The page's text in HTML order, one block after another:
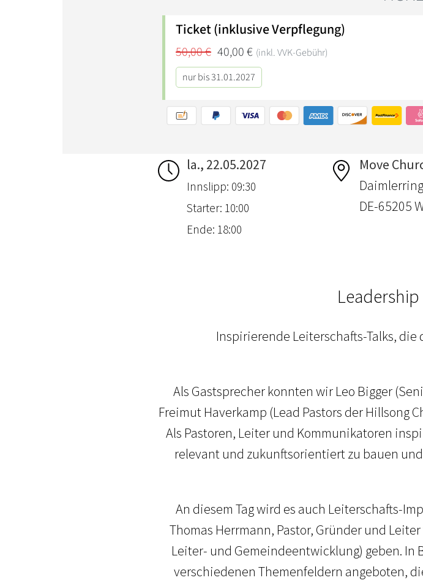
la., 22.05.2027
Innslipp: 09:30
Starter: 10:00
Ende: 18:00
Move
DE-65205
Inspirierende Leiterschafts-Talks,
Als Gastsprecher konnten wir Leo Bigger
Freimut Haverkamp (Lead Pastors der Hillsong
Als Pastoren, Leiter und Kommunikatoren
relevant und zukunftsorientiert zu bauen
An diesem Tag wird es auch Leiterschafts-
Thomas Herrmann, Pastor, Gründer und
Leiter- und Gemeindeentwicklung) geben. In
verschiedenen Themenfeldern angeboten,